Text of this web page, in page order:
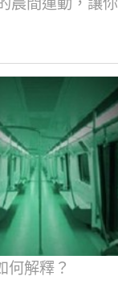
晨間運動，讓
何解釋？